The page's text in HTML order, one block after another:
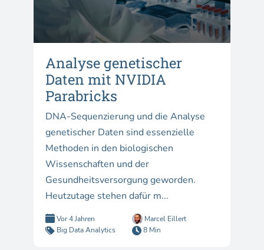
Analyse genetischer
Daten mit NVIDIA
Parabricks
DNA-Sequenzierung und die Analyse
genetischer Daten sind essenzielle
Methoden in den biologischen
Wissenschaften und der
Gesundheitsversorgung geworden.
Heutzutage stehen dafür m...
Vor 4 Jahren
Marcel Eillert
Big Data Analytics
8 Min